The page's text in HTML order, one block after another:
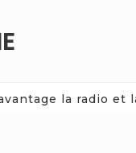
la radio et